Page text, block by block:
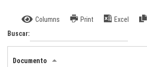
Columns Print Excel
Buscar:
Documento